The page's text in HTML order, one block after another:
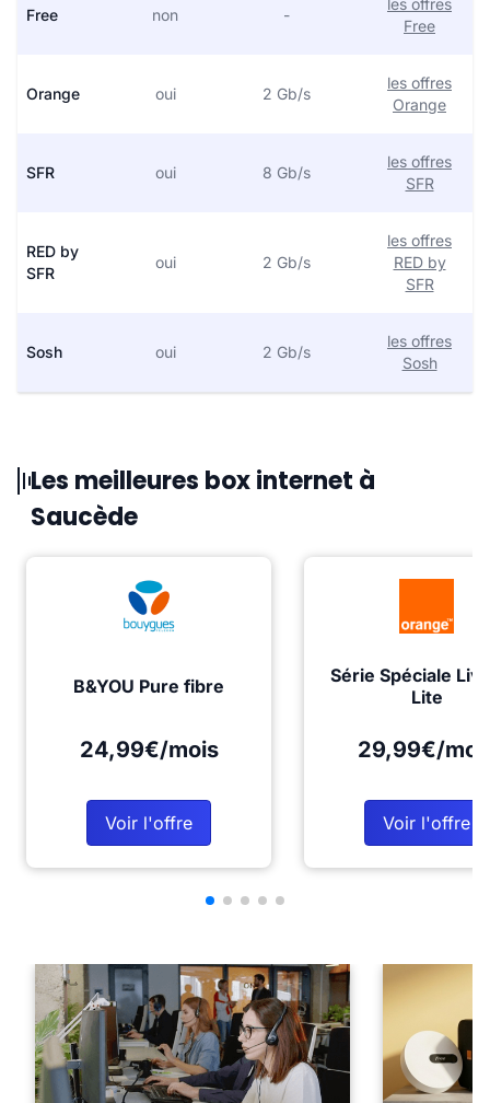
Free non -
les offres
Free
Orange oui 2 Gb/s
les offres
Orange
SFR oui 8 Gb/s
les offres
SFR
RED by
SFR
oui 2 Gb/s
les offres
RED by
SFR
Sosh oui 2 Gb/s
les offres
Sosh
Les meilleures box internet à
Saucède
B&YOU Pure fibre
24,99€/mois
Voir l'offre
Série Spéciale
Lite
29,99€/
Voir l'offre